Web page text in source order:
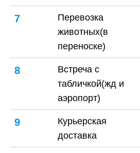
7
Перевозка
животных(в
переноске)
8
Встреча с
табличкой(жд и
аэропорт)
9
Курьерская
доставка